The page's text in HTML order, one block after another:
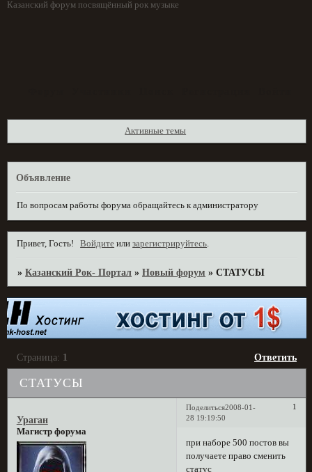
Казанский форум посвящённый рок музыке
Активные темы
Объявление
По вопросам работы форума обращайтесь к администратору
Привет, Гость! Войдите илизарегистрируйтесь.
»Казанский Рок- Портал »Новый форум »СТАТУСЫ
СТАТУСЫ
Страница: 1 Ответить
Поделиться 1
2008-01-
28 19:19:50
Ураган
Магистр форума
при наборе 500 постов вы
получаете право сменить
статус